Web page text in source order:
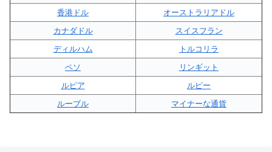
香港ドル
オーストラリアドル
カナダドル
スイスフラン
ディルハム
トルコリラ
ペソ
リンギット
ルピア
ルピー
ルーブル
マイナーな通貨